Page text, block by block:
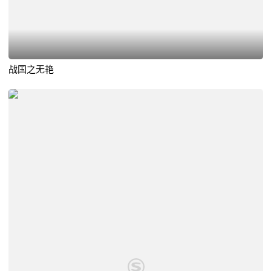
战国之无艳